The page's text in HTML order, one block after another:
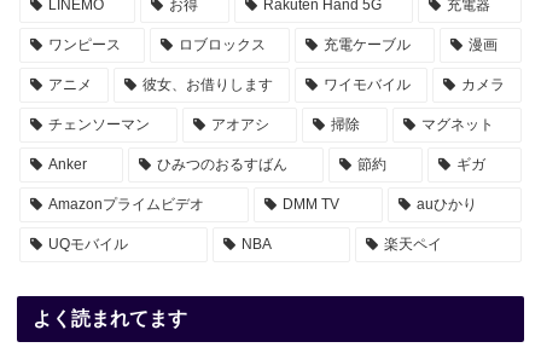
LINEMO お得 Rakuten Hand 5G 充電器
ワンピース ロブロックス 充電ケーブル 漫画
アニメ 彼女、お借りします ワイモバイル カメラ
チェンソーマン アオアシ 掃除 マグネット
Anker ひみつのおるすばん 節約 ギガ
Amazonプライムビデオ DMM TV auひかり
UQモバイル NBA 楽天ペイ
よく読まれてます